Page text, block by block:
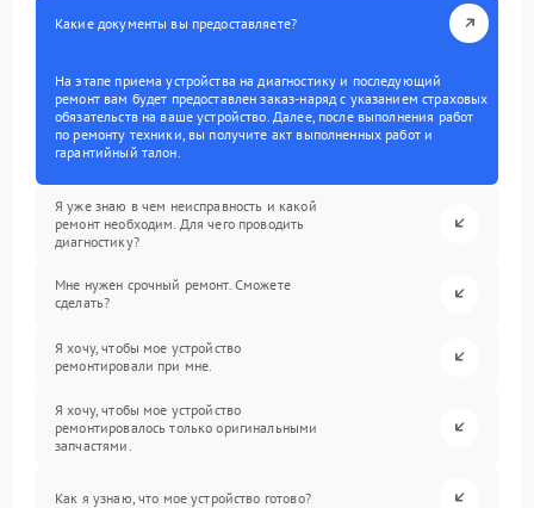
Какие документы вы предоставляете?
На этапе приема устройства на диагностику и последующий
ремонт вам будет предоставлен заказ-наряд с указанием страховых
обязательств на ваше устройство. Далее, после выполнения работ
по ремонту техники, вы получите акт выполненных работ и
гарантийный талон.
Я уже знаю в чем неисправность и какой
ремонт необходим. Для чего проводить
диагностику?
Мне нужен срочный ремонт. Сможете
сделать?
Я хочу, чтобы мое устройство
ремонтировали при мне.
Я хочу, чтобы мое устройство
ремонтировалось только оригинальными
запчастями.
Как я узнаю, что мое устройство готово?